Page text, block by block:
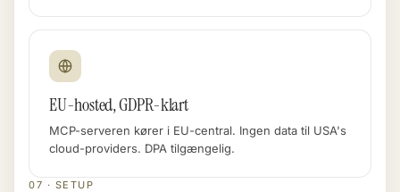
EU-hosted, GDPR-klart
MCP-serveren kører i EU-central. Ingen data til USA's
cloud-providers. DPA tilgængelig.
07 · SETUP